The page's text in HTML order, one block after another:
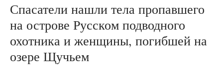
Спасатели нашли тела пропавшего
на острове Русском подводного
охотника и женщины, погибшей на
озере Щучьем